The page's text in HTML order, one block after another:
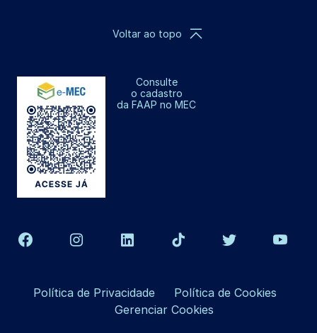
Consulte
o cadastro
da FAAP no MEC
Voltar ao topo
Política de Privacidade
Política de Cookies
Gerenciar Cookies